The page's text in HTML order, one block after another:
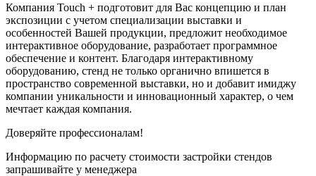
Компания Touch + подготовит для Вас концепцию и план
экспозиции с учетом специализации выставки и
особенностей Вашей продукции, предложит необходимое
интерактивное оборудование, разработает программное
обеспечение и контент. Благодаря интерактивному
оборудованию, стенд не только органично впишется в
пространство современной выставки, но и добавит имиджу
компании уникальности и инновационный характер, о чем
мечтает каждая компания.
Доверяйте профессионалам!
Информацию по расчету стоимости застройки стендов
запрашивайте у менеджера